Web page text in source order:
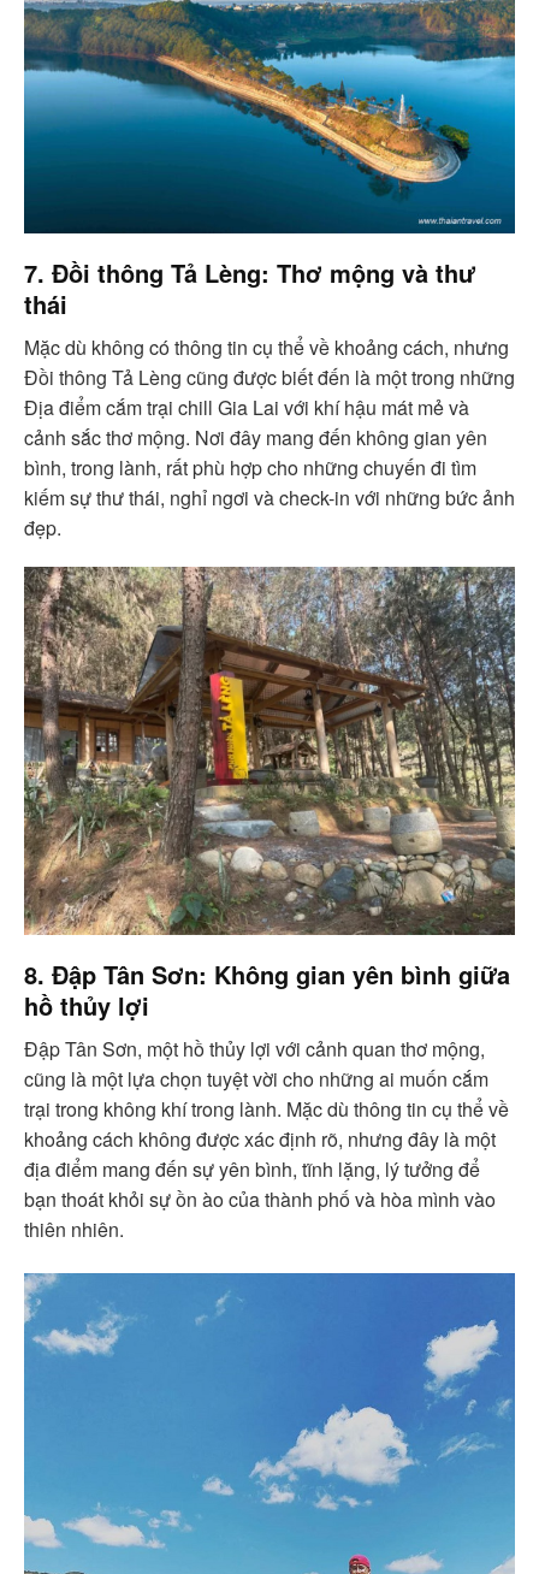
7. Đồi thông Tả Lèng: Thơ mộng và thư
thái
Mặc dù không có thông tin cụ thể về khoảng cách, nhưng
Đồi thông Tả Lèng cũng được biết đến là một trong những
Địa điểm cắm trại chill Gia Lai với khí hậu mát mẻ và
cảnh sắc thơ mộng. Nơi đây mang đến không gian yên
bình, trong lành, rất phù hợp cho những chuyến đi tìm
kiếm sự thư thái, nghỉ ngơi và check-in với những bức ảnh
đẹp.
8. Đập Tân Sơn: Không gian yên bình giữa
hồ thủy lợi
Đập Tân Sơn, một hồ thủy lợi với cảnh quan thơ mộng,
cũng là một lựa chọn tuyệt vời cho những ai muốn cắm
trại trong không khí trong lành. Mặc dù thông tin cụ thể về
khoảng cách không được xác định rõ, nhưng đây là một
địa điểm mang đến sự yên bình, tĩnh lặng, lý tưởng để
bạn thoát khỏi sự ồn ào của thành phố và hòa mình vào
thiên nhiên.